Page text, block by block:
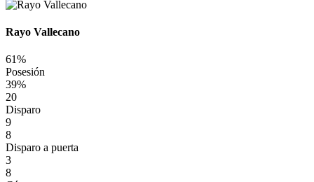
Rayo Vallecano
61%
Posesión
39%
20
Disparo
9
8
Disparo a puerta
3
8